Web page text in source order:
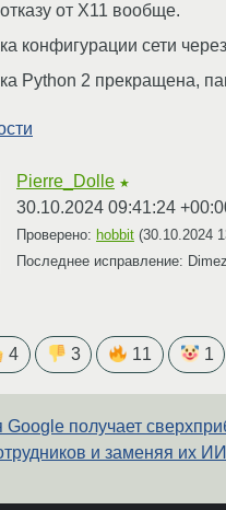
от X11 вообще.
конфигурации сети
Python 2 прекращена,
Pierre_Dolle ★
30.10.2024 09:41:24
Проверено: hobbit (30.10.2024
Последнее исправление: Dimez
4 3 11 1
Google получает
и заменяя их ИИ